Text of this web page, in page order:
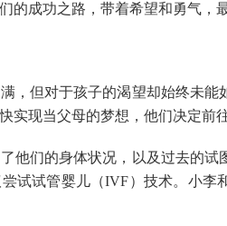
的成功之路，带着希望和勇气，
，但对于孩子的渴望却始终未
实现当父母的梦想，他们决定前
他们的身体状况，以及过去的
试试管婴儿（IVF）技术。小李